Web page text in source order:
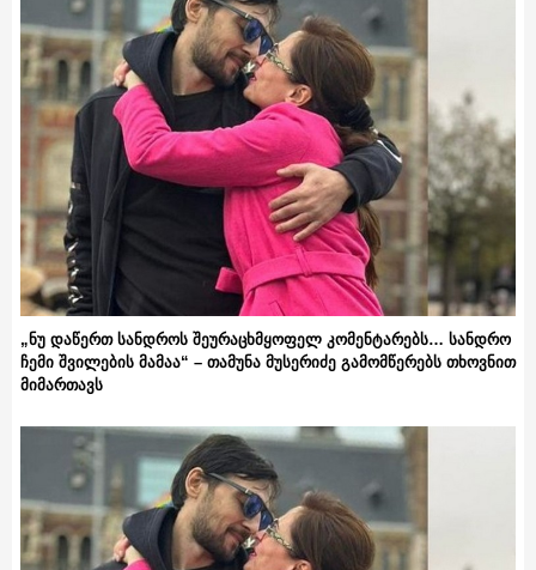
„ნუ დაწერთ სანდროს შეურაცხმყოფელ კომენტარებს… სანდრო
ჩემი შვილების მამაა“ – თამუნა მუსერიძე გამომწერებს თხოვნით
მიმართავს